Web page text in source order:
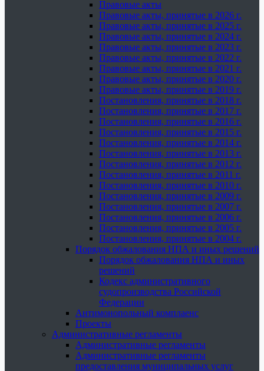
Правовые акты
Правовые акты, принятые в 2026 г.
Правовые акты, принятые в 2025 г.
Правовые акты, принятые в 2024 г.
Правовые акты, принятые в 2023 г.
Правовые акты, принятые в 2022 г.
Правовые акты, принятые в 2021 г.
Правовые акты, принятые в 2020 г.
Правовые акты, принятые в 2019 г.
Постановления, принятые в 2018 г.
Постановления, принятые в 2017 г.
Постановления, принятые в 2016 г.
Постановления, принятые в 2015 г.
Постановления, принятые в 2014 г.
Постановления, принятые в 2013 г.
Постановления, принятые в 2012 г.
Постановления, принятые в 2011 г.
Постановления, принятые в 2010 г.
Постановления, принятые в 2009 г.
Постановления, принятые в 2007 г.
Постановления, принятые в 2006 г.
Постановления, принятые в 2005 г.
Постановления, принятые в 2004 г.
Порядок обжалования НПА и иных решений
Порядок обжалования НПА и иных
решений
Кодекс административного
судопроизводства Российской
Федерации
Антимонопольный комплаенс
Проекты
Административные регламенты
Административные регламенты
Административные регламенты
предоставления муниципальных услуг